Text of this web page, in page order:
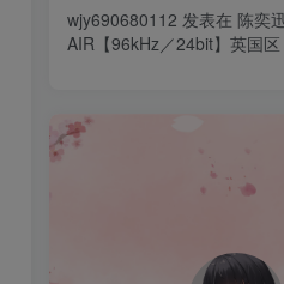
wjy690680112 发表在 陈奕
AIR【96kHz／24bit】英国区